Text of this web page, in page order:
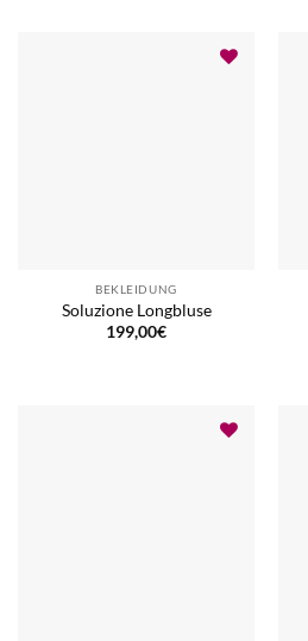
BEKLEIDUNG
Soluzione Longbluse
199,00€